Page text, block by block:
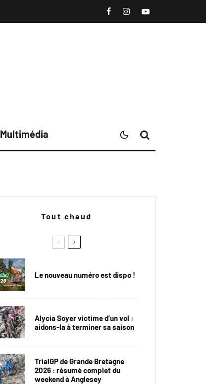
Multimédia
Tout chaud
Le nouveau numéro est dispo !
Alycia Soyer victime d’un vol :
aidons-la à terminer sa saison
TrialGP de Grande Bretagne
2026 : résumé complet du
weekend à Anglesey